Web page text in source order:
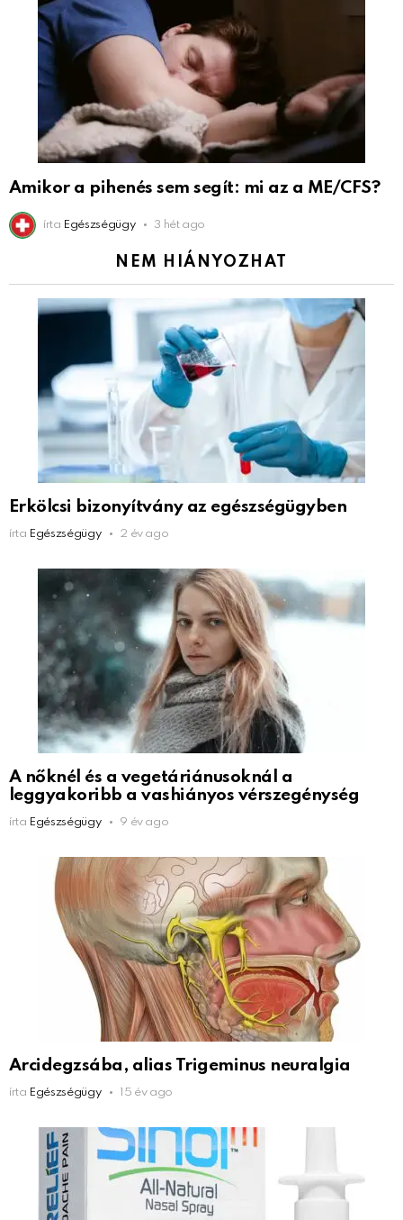
Amikor a pihenés sem segít: mi az a ME/CFS?
írta Egészségügy 3 hét ago
NEM HIÁNYOZHAT
Erkölcsi bizonyítvány az egészségügyben
írta Egészségügy 2 év ago
A nőknél és a vegetáriánusoknál a
leggyakoribb a vashiányos vérszegénység
írta Egészségügy 9 év ago
Arcidegzsába, alias Trigeminus neuralgia
írta Egészségügy 15 év ago